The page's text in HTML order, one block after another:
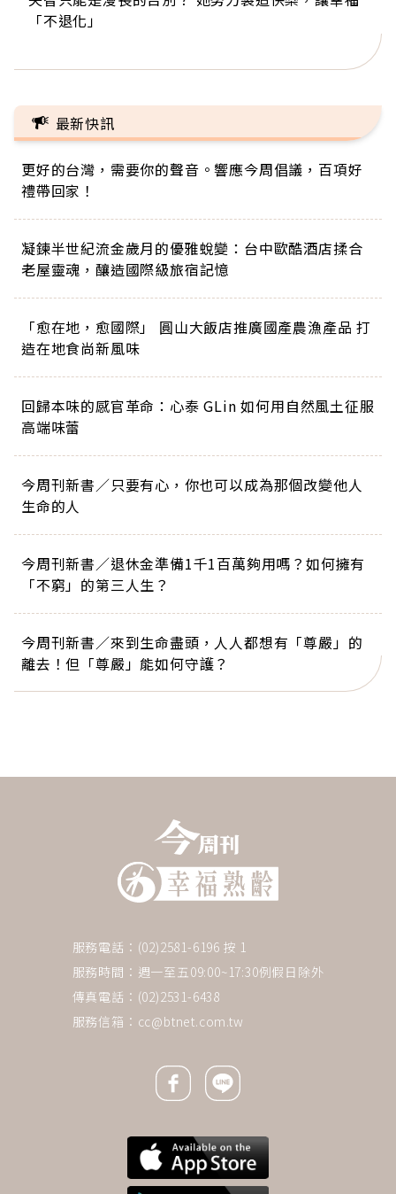
「不退化」
的家，我連作夢都講台語！」
丑」走進安養院，逗樂上萬爺奶：退休後才開始真
手，分享長壽的秘密原來是「這個」
巨蛋！連CNN都大讚！
最新快訊
更好的台灣，需要你的聲音。響應今周倡議，百項好
禮帶回家！
凝鍊半世紀流金歲月的優雅蛻變：台中歐酷酒店揉合
老屋靈魂，釀造國際級旅宿記憶
「愈在地，愈國際」 圓山大飯店推廣國產農漁產品 打
造在地食尚新風味
回歸本味的感官革命：心泰 GLin 如何用自然風土征服
高端味蕾
今周刊新書／只要有心，你也可以成為那個改變他人
生命的人
今周刊新書／退休金準備1千1百萬夠用嗎？如何擁有
「不窮」的第三人生？
今周刊新書／來到生命盡頭，人人都想有「尊嚴」的
離去！但「尊嚴」能如何守護？
服務電話：(02)2581-6196 按 1
服務時間：週一至五09:00~17:30例假日除外
傳真電話：(02)2531-6438
服務信箱： cc@btnet.com.tw
Facebook icon
Line icon